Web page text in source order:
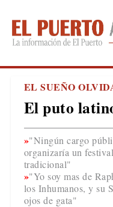
EL SUEÑO
El puto
"Ningún cargo
organizaría un
tradicional"
"Yo soy mas de
los Inhumanos, y su
ojos de gata"